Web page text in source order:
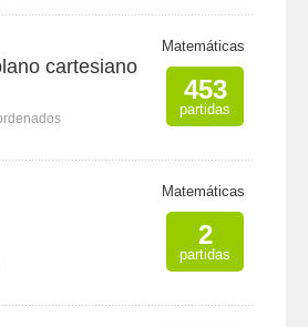
cartesiano
Matemáticas
453
partidas
Matemáticas
2
partidas